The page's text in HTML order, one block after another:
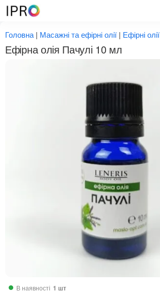
Перейти
до
Головна | Масажні та ефірні олії | Ефірні олії
Ефірна олія Пачулі 10 мл
В наявності 1 шт